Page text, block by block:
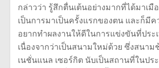
กล่าวว่า รู้สึกตื่นเต้นอย่างมากที่ได้มาเมื
เป็นการมาเป็นครั้งแรกของตน และก็มี
อยากทำผลงานให้ดีในการแข่งขันที่ประ
เนื่องจากว่าเป็นสนามใหม่ด้วย ซึ่งสนาม
เนชั่นแนล เซอร์กิต นับเป็นสถานที่ในปร